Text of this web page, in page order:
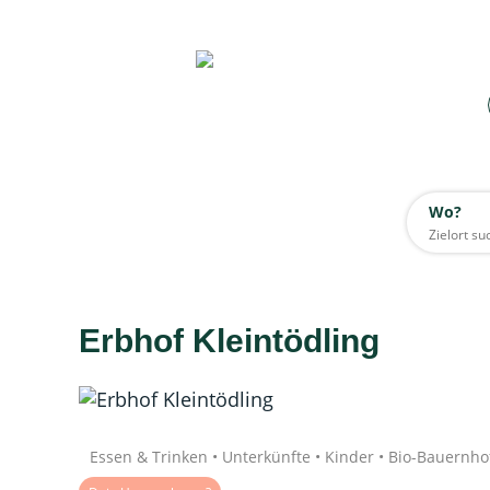
Wo?
Wo?
Daten werden geladen
Erbhof Kleintödling
Essen & Trinken • Unterkünfte • Kinder • Bio-